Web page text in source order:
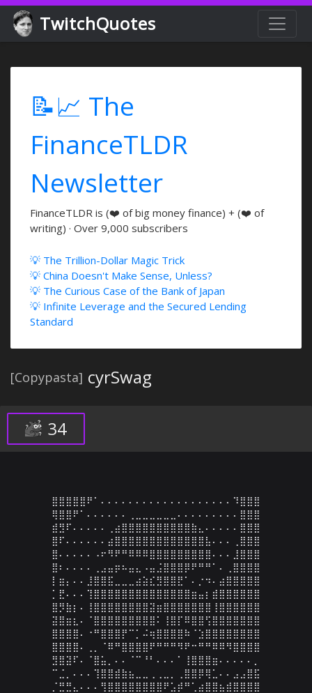
TwitchQuotes
📝📈 The
FinanceTLDR
Newsletter
FinanceTLDR is (❤️ of big money finance) + (❤️ of
writing) · Over 9,000 subscribers
💡 The Trillion-Dollar Magic Trick
💡 China Doesn't Make Sense, Unless?
💡 The Curious Case of the Bank of Japan
💡 Infinite Leverage and the Secured Lending
Standard
[Copypasta] cyrSwag
34
⣿⣿⣿⣿⣿⠟⠁⠄⠄⠄⠄⠄⠄⠄⠄⠄⠄⠄⠄⠄⠄⠄⠄⠄⠄⠄⠹⣿⣿⣿
⢿⣿⣿⠟⠁⠄⠄⠄⠄⠄⠄⢀⣀⣀⣀⣀⣀⣀⠄⠄⠄⠄⠄⠄⠄⠄⠄⣿⣿⣿
⣾⣻⠏⠄⠄⠄⠄⠄⢀⣴⣿⣿⣿⣿⣿⣿⣿⣿⣿⣿⣷⣄⠄⠄⠄⠄⠄⣿⣿⣿
⣿⠏⠄⠄⠄⠄⠄⠄⣴⣿⣿⣿⣿⣿⣿⣿⣿⣿⣿⣿⣿⣿⣧⠄⠄⠄⢀⣿⣿⣿
⣿⠄⠄⠄⠄⠄⠠⠖⠻⠟⠛⠿⠿⠿⣿⣿⣿⣿⣿⣿⣿⣿⣿⠄⠄⠄⣸⣿⣿⣿
⣿⠆⠄⠄⠄⠄⢀⣠⣤⡶⠦⣤⣄⠠⣤⣨⣿⣿⣿⡿⠟⠛⠛⠁⠄⢀⣿⣿⣿⣿
⡇⣶⡄⠄⠄⣸⣿⣿⣯⣀⣀⣀⣴⣵⣎⣻⣿⣿⣟⠁⠄⡐⠲⠄⣴⣿⣿⣿⣿⣿
⡁⣟⠄⠄⠄⢹⣿⣿⣿⣿⣿⣿⣿⣿⣿⣿⣿⣿⣿⣿⣶⣤⡆⣾⣿⣿⣿⣿⣿⣿
⣿⡻⣷⡆⠄⢸⣿⣿⣿⣿⣿⣿⣿⣿⣽⣶⣿⣿⣿⣿⣿⣿⣿⢸⣿⣿⣿⣿⣿⣿
⣽⣿⣶⣆⠄⠈⣿⣿⣿⣿⣿⣿⣿⣿⣿⠅⢸⣿⡏⠿⣿⣿⢫⣿⣿⣿⣿⣿⣿⣿
⣿⣿⣿⣿⠄⠐⠛⣿⣿⣿⡟⠉⡁⠬⢶⣿⣿⣿⣿⠷⠈⣱⣿⣿⣿⣿⣿⣿⣿⣿
⣿⣿⣿⣿⠄⢀⡀⠈⠿⠛⣿⣿⣿⣿⠟⠛⠛⠛⠻⠟⠒⠛⠛⠿⠿⠻⣿⣿⣿⣿
⣻⣿⣽⠏⠄⠈⣿⣥⡀⠄⠄⠈⠉⠘⠃⠄⠄⠄⠁⢸⣿⣿⣿⣶⠄⠄⠄⠄⠄⡀
⠉⣈⡀⠄⠄⠄⢹⣿⣿⣾⣷⣦⣀⣀⢀⢀⣀⡀⢀⣿⣿⡿⢿⣁⠄⠄⣠⣠⣿⣯
⡈⣛⣛⣄⠄⠄⠄⢻⣿⣿⣿⣿⣿⣿⣿⣿⠟⣡⡾⠛⢁⣴⣿⣿⣦⣾⣿⣿⣿⣿